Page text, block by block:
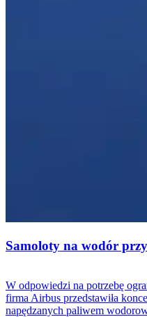
Samoloty na wodór
W odpowiedzi na potrzebę
firma Airbus przedstawiła
napędzanych paliwem